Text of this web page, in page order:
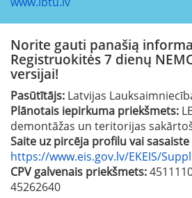
Norite gauti panašią
Registruokitės 7 dienų
versijai!
Pasūtītājs: Latvijas
Plānotais iepirkuma priekšmets:
demontāžas un teritorijas
Saite uz pircēja profilu vai
https://www.eis.gov.lv/EKEIS/
CPV galvenais priekšmets:
45262640